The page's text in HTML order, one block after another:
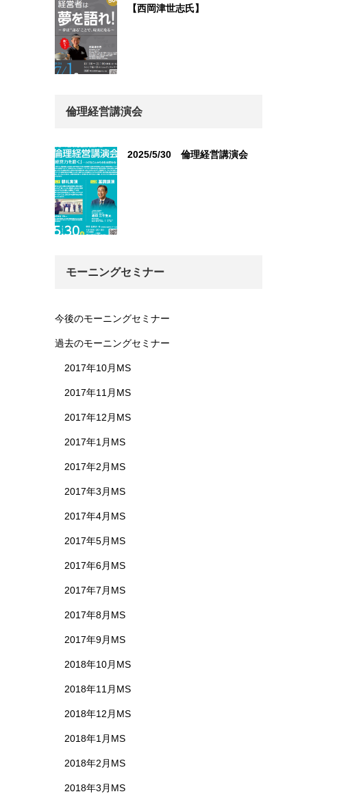
【西岡津世志氏】
倫理経営講演会
2025/5/30 倫理経営講演会
モーニングセミナー
今後のモーニングセミナー
過去のモーニングセミナー
2017年10月MS
2017年11月MS
2017年12月MS
2017年1月MS
2017年2月MS
2017年3月MS
2017年4月MS
2017年5月MS
2017年6月MS
2017年7月MS
2017年8月MS
2017年9月MS
2018年10月MS
2018年11月MS
2018年12月MS
2018年1月MS
2018年2月MS
2018年3月MS